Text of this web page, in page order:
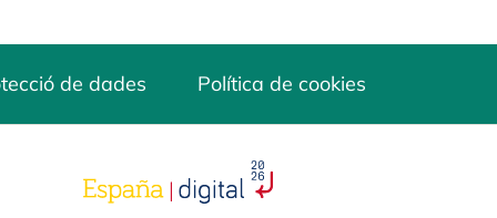
de dades Política de cookies
opens in a new tab